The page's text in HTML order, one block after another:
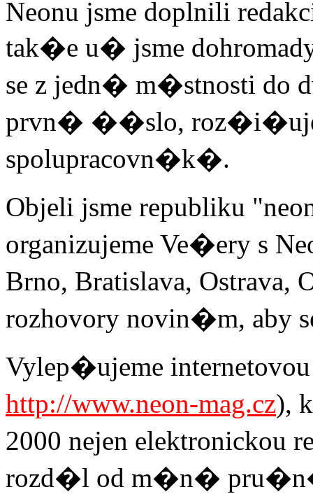
Neonu jsme doplnili
tak�e u� jsme
se z jedn� m�stnosti do
prvn� ��slo,
spolupracovn�k�.
Objeli jsme republiku
organizujeme Ve�ery s
Brno, Bratislava,
rozhovory novin�m,
Vylep�ujeme
http://www.neon-mag.cz),
2000 nejen elektronickou
rozd�l od m�n�